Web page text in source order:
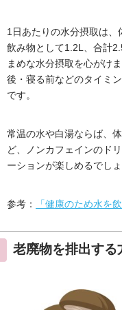
1日あたりの水分摂取は、
飲み物として1.2L、合計
まめな水分摂取を心がけ
後・寝る前などのタイミ
です。
常温の水や白湯ならば、
ど、ノンカフェインのド
ーションが楽しめるでしょ
参考： 「健康のため水を
老廃物を排出す